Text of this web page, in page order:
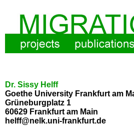
Dr. Sissy Helff
Goethe University Frankfurt am
Grüneburgplatz 1
60629 Frankfurt am Main
helff@nelk.uni-frankfurt.de